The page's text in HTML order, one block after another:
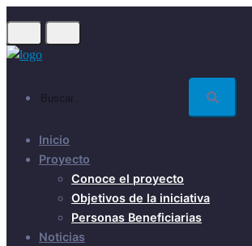
main
Inicio
Proyecto
Conoce el proyecto
Objetivos de la iniciativa
Personas Beneficiarias
Noticias